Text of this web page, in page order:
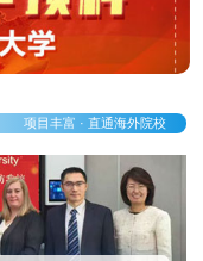
项目丰富 · 直通海外院校